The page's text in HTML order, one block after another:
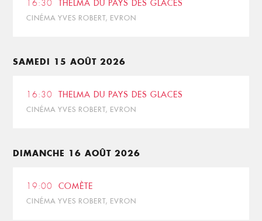
16:30 THELMA DU PAYS DES GLACES
CINÉMA YVES ROBERT, EVRON
SAMEDI 15 AOÛT 2026
16:30 THELMA DU PAYS DES GLACES
CINÉMA YVES ROBERT, EVRON
DIMANCHE 16 AOÛT 2026
19:00 COMÈTE
CINÉMA YVES ROBERT, EVRON